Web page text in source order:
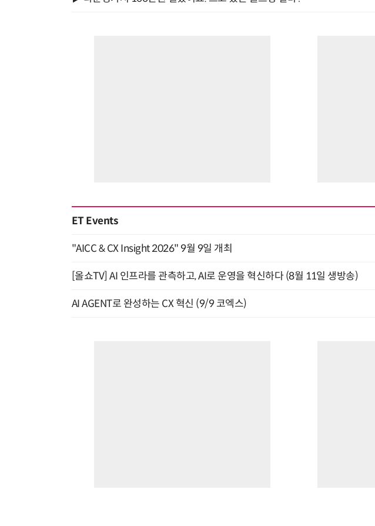
ET Events
"AICC & CX Insight 2026" 9월 9일 개최
[올쇼TV] AI 인프라를 관측하고, AI로 운영을 혁신하다 (8월 11일 생방송)
AI AGENT로 완성하는 CX 혁신 (9/9 코엑스)